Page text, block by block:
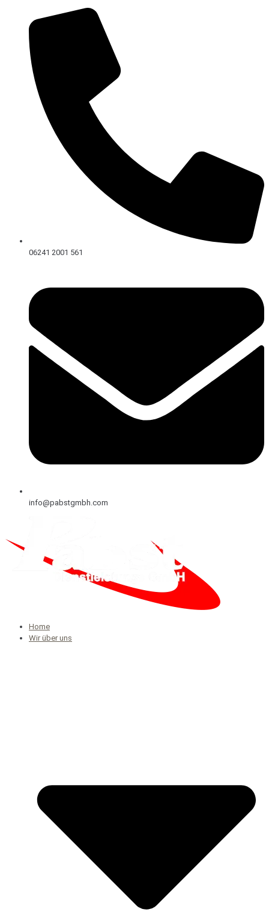
content
06241 2001 561
info@pabstgmbh.com
Home
Wir über uns